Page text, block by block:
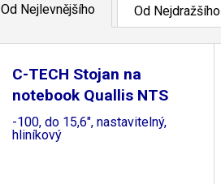
Od Nejlevnějšího Od Nejdražšího
C-TECH Stojan na
notebook Quallis NTS
-100, do 15,6", nastavitelný,
hliníkový